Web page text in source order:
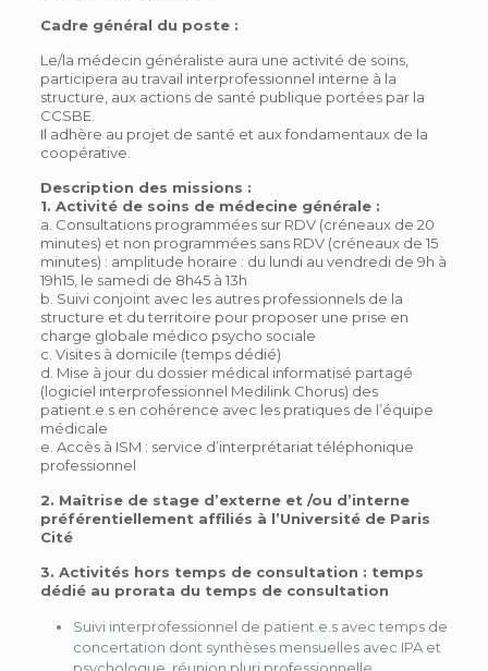
Cadre général du poste :
Le/la médecin généraliste aura une activité de soins,
participera au travail interprofessionnel interne à la
structure, aux actions de santé publique portées par la
CCSBE.
Il adhère au projet de santé et aux fondamentaux de la
coopérative.
Description des missions :
1. Activité de soins de médecine générale :
a. Consultations programmées sur RDV (créneaux de 20
minutes) et non programmées sans RDV (créneaux de 15
minutes) : amplitude horaire : du lundi au vendredi de 9h à
19h15, le samedi de 8h45 à 13h
b. Suivi conjoint avec les autres professionnels de la
structure et du territoire pour proposer une prise en
charge globale médico psycho sociale
c. Visites à domicile (temps dédié)
d. Mise à jour du dossier médical informatisé partagé
(logiciel interprofessionnel Medilink Chorus) des
patient.e.s en cohérence avec les pratiques de l’équipe
médicale
e. Accès à ISM : service d’interprétariat téléphonique
professionnel
2. Maîtrise de stage d’externe et /ou d’interne
préférentiellement affiliés à l’Université de Paris
Cité
3. Activités hors temps de consultation : temps
dédié au prorata du temps de consultation
Suivi interprofessionnel de patient.e.s avec temps de
concertation dont synthèses mensuelles avec IPA et